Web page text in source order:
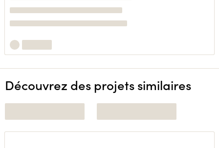
Découvrez des projets similaires